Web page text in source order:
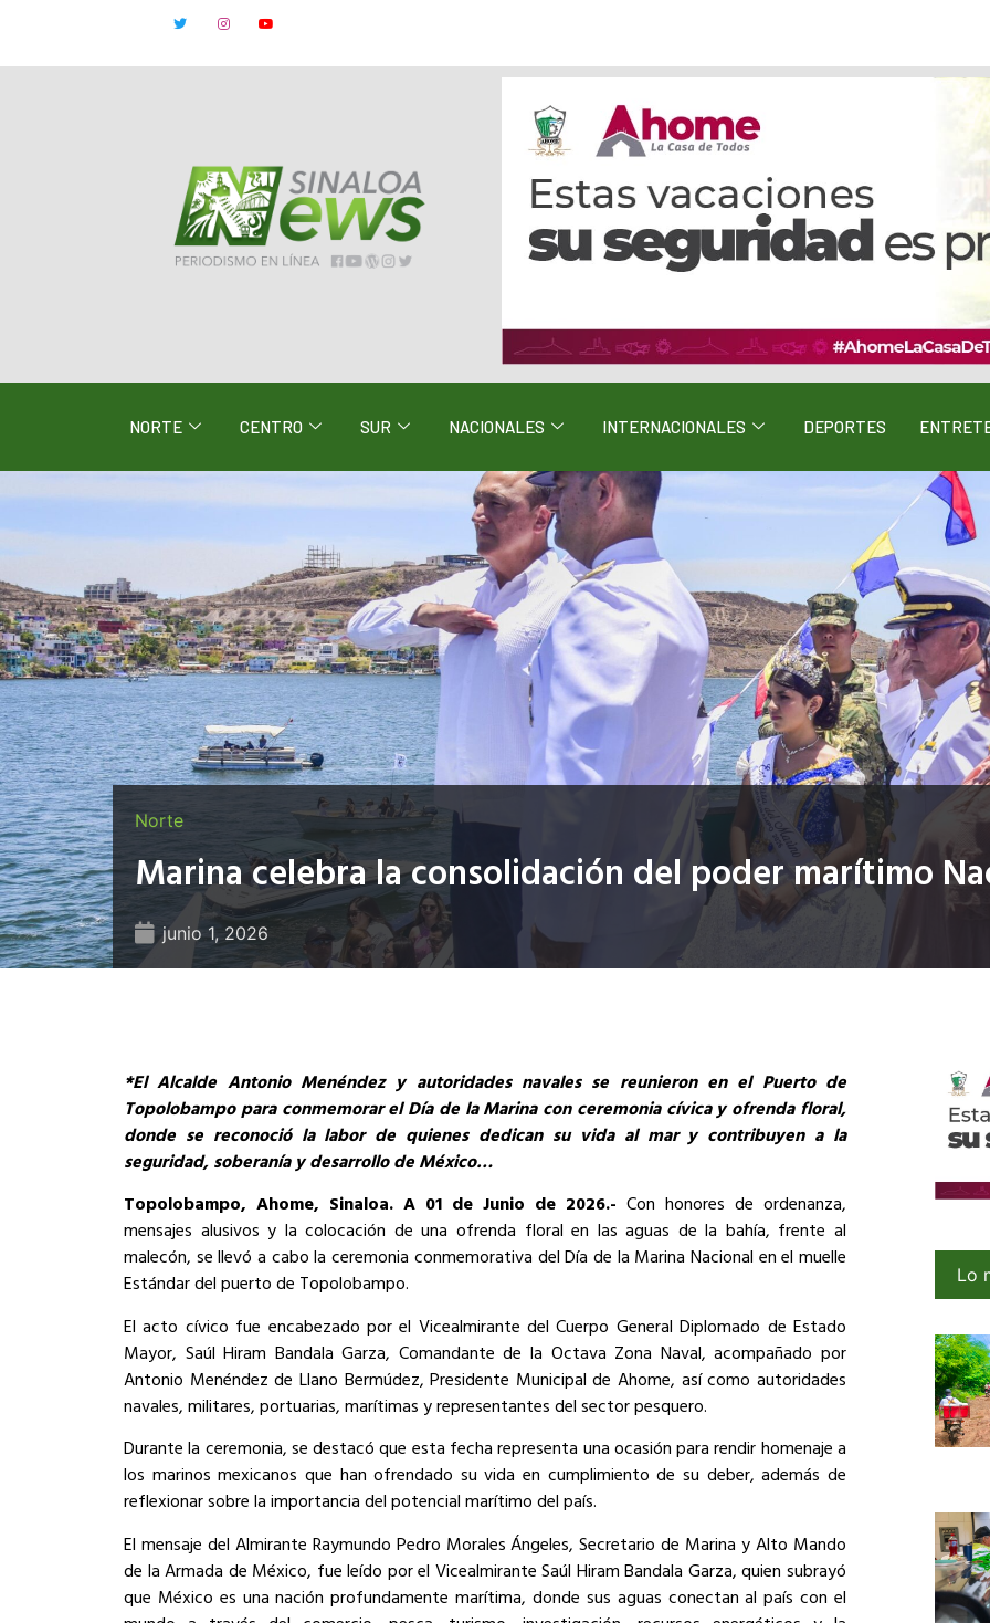
NORTE CENTRO SUR NACIONALES INTERNACIONALES DEPORTES
Norte
Marina celebra la consolidación del poder marítimo
junio 1, 2026
*El Alcalde Antonio Menéndez y autoridades navales se reunieron en el Puerto de
Topolobampo para conmemorar el Día de la Marina con ceremonia cívica y ofrenda floral,
donde se reconoció la labor de quienes dedican su vida al mar y contribuyen a la
seguridad, soberanía y desarrollo de México…
Topolobampo, Ahome, Sinaloa. A 01 de Junio de 2026.- Con honores de ordenanza,
mensajes alusivos y la colocación de una ofrenda floral en las aguas de la bahía, frente al
malecón, se llevó a cabo la ceremonia conmemorativa del Día de la Marina Nacional en el muelle
Estándar del puerto de Topolobampo.
El acto cívico fue encabezado por el Vicealmirante del Cuerpo General Diplomado de Estado
Mayor, Saúl Hiram Bandala Garza, Comandante de la Octava Zona Naval, acompañado por
Antonio Menéndez de Llano Bermúdez, Presidente Municipal de Ahome, así como autoridades
navales, militares, portuarias, marítimas y representantes del sector pesquero.
Durante la ceremonia, se destacó que esta fecha representa una ocasión para rendir homenaje a
los marinos mexicanos que han ofrendado su vida en cumplimiento de su deber, además de
reflexionar sobre la importancia del potencial marítimo del país.
El mensaje del Almirante Raymundo Pedro Morales Ángeles, Secretario de Marina y Alto Mando
de la Armada de México, fue leído por el Vicealmirante Saúl Hiram Bandala Garza, quien subrayó
que México es una nación profundamente marítima, donde sus aguas conectan al país con el
Lo